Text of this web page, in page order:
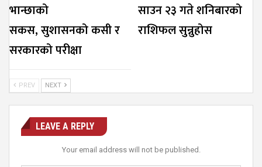
भान्छाको
सकस, सुशासनको कसी र
सरकारको परीक्षा
साउन २३ गते शनिबारको
राशिफल सुन्नुहोस
PREV NEXT
LEAVE A REPLY
Your email address will not be published.